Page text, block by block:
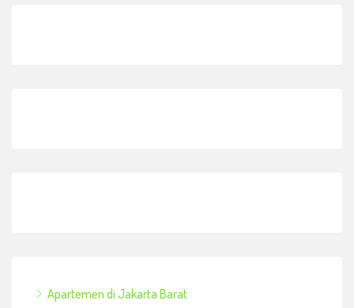
Apartemen di Jakarta Barat